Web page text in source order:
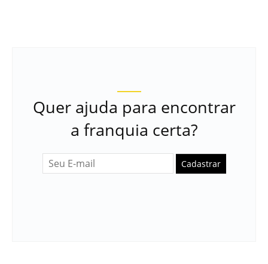
Quer ajuda para encontrar
a franquia certa?
Cadastrar